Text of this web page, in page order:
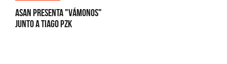
Asan presenta "Vámonos"
junto a Tiago PZK